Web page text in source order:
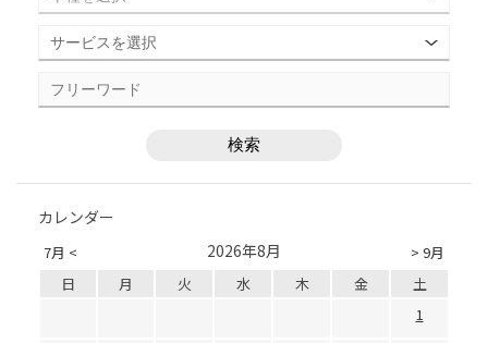
カレンダー
7月 < > 9月
2026年8月
日 月 火 水 木 金
土
1